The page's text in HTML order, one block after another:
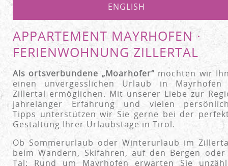
ENGLISH
APPARTEMENT MAYRHOFEN ·
FERIENWOHNUNG ZILLERTAL
Als ortsverbundene „Moarhofer“ möchten wir
einen unvergesslichen Urlaub in Mayrhofen
Zillertal ermöglichen. Mit unserer Liebe zur
jahrelanger Erfahrung und vielen
Tipps unterstützen wir Sie gerne bei der
Gestaltung Ihrer Urlaubstage in Tirol.
Ob Sommerurlaub oder Winterurlaub im
beim Wandern, Skifahren, auf den Bergen
Tal: Rund um Mayrhofen erwarten Sie